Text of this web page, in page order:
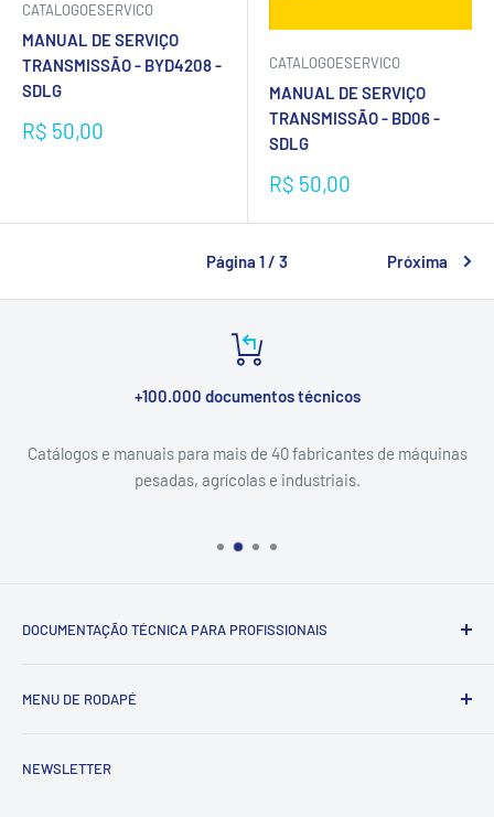
CATALOGOESERVICO
MANUAL DE SERVIÇO
TRANSMISSÃO - BYD4208 -
SDLG
Preço
R$ 50,00
CATALOGOESERVICO
MANUAL DE SERVIÇO
TRANSMISSÃO - BD06 -
SDLG
Preço
promocional
R$ 50,00
Página 1 / 3 Próxima
+100.000 documentos técnicos
Catálogos e manuais para mais de 40 fabricantes de máquinas
pesadas, agrícolas e industriais.
DOCUMENTAÇÃO TÉCNICA PARA PROFISSIONAIS
peças, manuais de serviço e esquemas elétricos) para
em PDF via WhatsApp.
MENU DE RODAPÉ
Contato
NEWSLETTER